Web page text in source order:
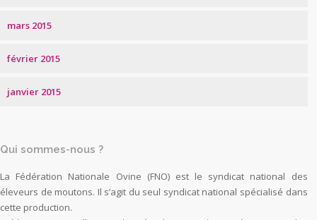
mars 2015
février 2015
janvier 2015
Qui sommes-nous ?
La Fédération Nationale Ovine (FNO) est le syndicat national des
éleveurs de moutons. Il s’agit du seul syndicat national spécialisé dans
cette production.